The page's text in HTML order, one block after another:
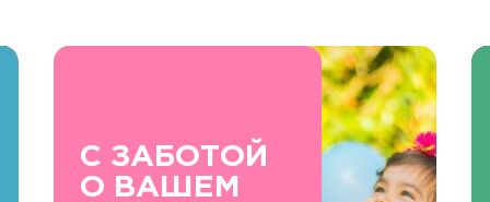
С ЗАБОТОЙ
О ВАШЕМ